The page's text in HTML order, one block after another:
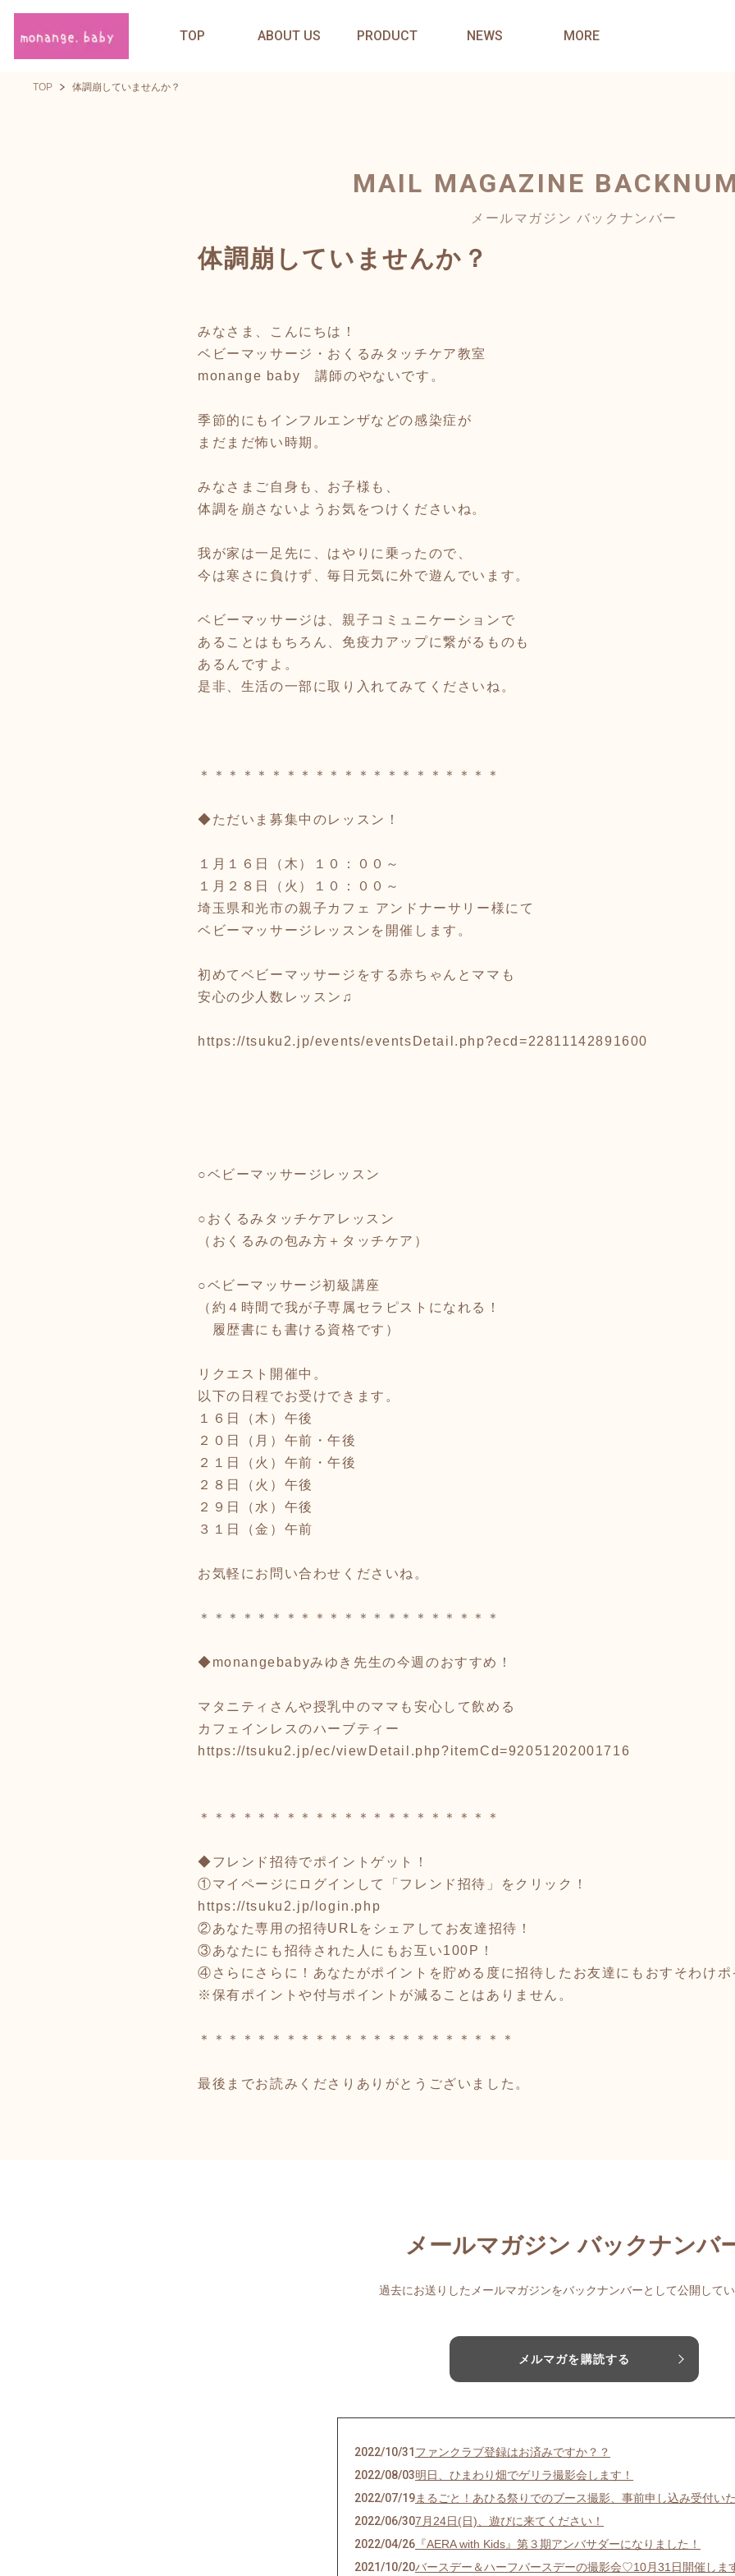
TOP ABOUT US PRODUCT NEWS MORE
TOP 体調崩していませんか？
MAIL MAGAZINE
メールマガジン バックナンバー
体調崩していませんか？
みなさま、こんにちは！
ベビーマッサージ・おくるみタッチケア教室
monange baby 講師のやないです。
季節的にもインフルエンザなどの感染症が
まだまだ怖い時期。
みなさまご自身も、お子様も、
体調を崩さないようお気をつけくださいね。
我が家は一足先に、はやりに乗ったので、
今は寒さに負けず、毎日元気に外で遊んでいます。
ベビーマッサージは、親子コミュニケーションで
あることはもちろん、免疫力アップに繋がるものも
あるんですよ。
是非、生活の一部に取り入れてみてくださいね。
＊＊＊＊＊＊＊＊＊＊＊＊＊＊＊＊＊＊＊＊＊
◆ただいま募集中のレッスン！
１月１６日（木）１０：００～
１月２８日（火）１０：００～
埼玉県和光市の親子カフェ アンドナーサリー様にて
ベビーマッサージレッスンを開催します。
初めてベビーマッサージをする赤ちゃんとママも
安心の少人数レッスン♫
https://tsuku2.jp/events/eventsDetail.php?ecd=22811142891600
○ベビーマッサージレッスン
○おくるみタッチケアレッスン
（おくるみの包み方＋タッチケア）
○ベビーマッサージ初級講座
（約４時間で我が子専属セラピストになれる！
履歴書にも書ける資格です）
リクエスト開催中。
以下の日程でお受けできます。
１６日（木）午後
２０日（月）午前・午後
２１日（火）午前・午後
２８日（火）午後
２９日（水）午後
３１日（金）午前
お気軽にお問い合わせくださいね。
＊＊＊＊＊＊＊＊＊＊＊＊＊＊＊＊＊＊＊＊＊
◆monangebabyみゆき先生の今週のおすすめ！
マタニティさんや授乳中のママも安心して飲める
カフェインレスのハーブティー
https://tsuku2.jp/ec/viewDetail.php?itemCd=92051202001716
＊＊＊＊＊＊＊＊＊＊＊＊＊＊＊＊＊＊＊＊＊
◆フレンド招待でポイントゲット！
①マイページにログインして「フレンド招待」をクリック！
https://tsuku2.jp/login.php
②あなた専用の招待URLをシェアしてお友達招待！
③あなたにも招待された人にもお互い100P！
④さらにさらに！あなたがポイントを貯める度に招待したお友達にもおすそわけポ
※保有ポイントや付与ポイントが減ることはありません。
＊＊＊＊＊＊＊＊＊＊＊＊＊＊＊＊＊＊＊＊＊＊
最後までお読みくださりありがとうございました。
メールマガジン バックナンバ
過去にお送りしたメールマガジンをバックナンバーとして公開して
メルマガを購読する
2022/10/31 ファンクラブ登録はお済みですか？？
2022/08/03明日、ひまわり畑でゲリラ撮影会します！
2022/07/19まるごと！あひる祭りでのブース撮影、事前申し込み受付い
2022/06/307月24日(日)、遊びに来てください！
2022/04/26 『AERA with Kids』第３期アンバサダーになりました！
2021/10/20バースデー＆ハーフバースデーの撮影会♡10月31日開催しま